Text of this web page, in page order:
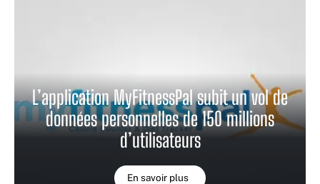
L’application MyFitnessPal subit un vol de
données personnelles de 150 millions
d’utilisateurs
En savoir plus